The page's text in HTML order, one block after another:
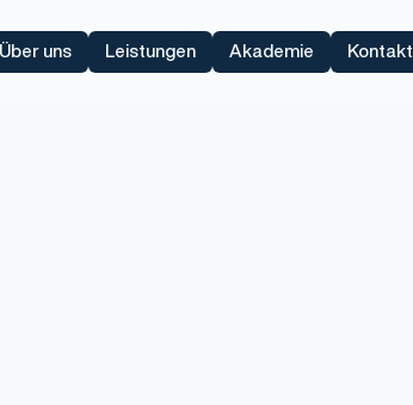
Über uns Leistungen Akademie Kontakt